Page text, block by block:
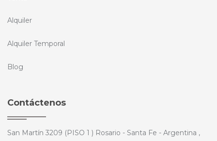
Alquiler
Alquiler Temporal
Blog
Contáctenos
San Martín 3209 (PISO 1 ) Rosario - Santa Fe - Argentina ,